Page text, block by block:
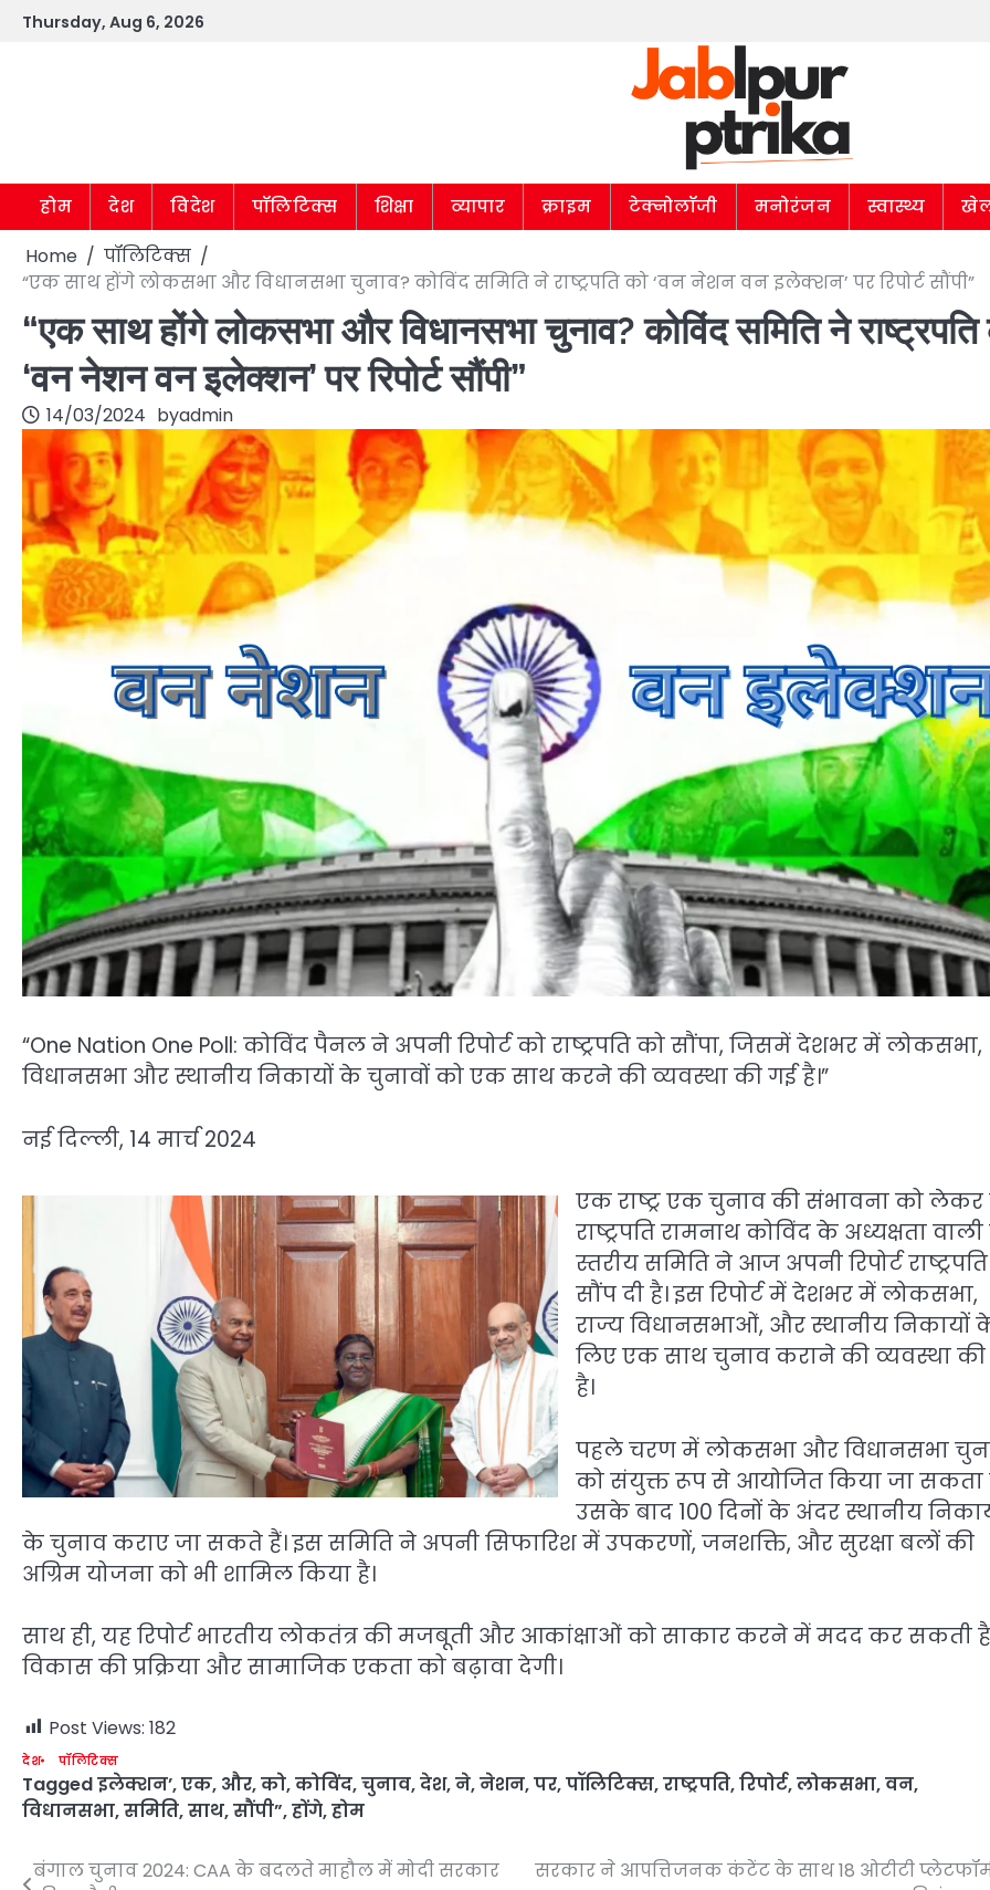
SkipThursday, Aug 6, 2026
होम देश विदेश पॉलिटिक्स शिक्षा व्यापार क्राइम टेक्नोलॉजी मनोरंजन स्वास्थ्य
Home
पॉलिटिक्स
“एक साथ होंगे लोकसभा और विधानसभा चुनाव? कोविंद समिति ने राष्ट्रपति को ‘वन नेशन वन इलेक्शन’ पर रिपोर्ट सौंपी”
“एक साथ होंगे लोकसभा और विधानसभा चुनाव? कोविंद समिति ने राष्ट्रपति
‘वन नेशन वन इलेक्शन’ पर रिपोर्ट सौंपी”
14/03/2024 byadmin
“One Nation One Poll: कोविंद पैनल ने अपनी रिपोर्ट को राष्ट्रपति को सौंपा, जिसमें देशभर में लोकसभा,
विधानसभा और स्थानीय निकायों के चुनावों को एक साथ करने की व्यवस्था की गई है।”
नई दिल्ली, 14 मार्च 2024
एक राष्ट्र एक चुनाव की संभावना को लेकर
राष्ट्रपति रामनाथ कोविंद के अध्यक्षता
स्तरीय समिति ने आज अपनी रिपोर्ट
सौंप दी है। इस रिपोर्ट में देशभर में लोकसभा,
राज्य विधानसभाओं, और स्थानीय निकायों
लिए एक साथ चुनाव कराने की व्यवस्था
है।
पहले चरण में लोकसभा और विधानसभा
को संयुक्त रूप से आयोजित किया जा सकता
उसके बाद 100 दिनों के अंदर स्थानीय
के चुनाव कराए जा सकते हैं। इस समिति ने अपनी सिफारिश में उपकरणों, जनशक्ति, और सुरक्षा बलों की
अग्रिम योजना को भी शामिल किया है।
साथ ही, यह रिपोर्ट भारतीय लोकतंत्र की मजबूती और आकांक्षाओं को साकार करने में मदद कर सकती
विकास की प्रक्रिया और सामाजिक एकता को बढ़ावा देगी।
Post Views: 182
देश पॉलिटिक्स
Taggedइलेक्शन’,एक, और,को,कोविंद,चुनाव,देश,ने,नेशन,पर,पॉलिटिक्स,राष्ट्रपति,रिपोर्ट,लोकसभा,वन,
विधानसभा,समिति,साथ,सौंपी”,होंगे,होम
Post
बंगाल चुनाव 2024: CAA के बदलते माहौल में मोदी सरकार
सरकार ने आपत्तिजनक कंटेंट के साथ 18 ओटीटी